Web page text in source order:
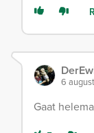
6
Gaat